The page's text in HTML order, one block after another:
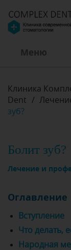
Меню
Клиника
Dent /
зуб?
Болит зуб?
Лечение и
Оглавление
Вступление
Что делать,
Народная